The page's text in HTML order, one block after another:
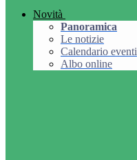
Novità
Panoramica
Le notizie
Calendario eventi
Albo online